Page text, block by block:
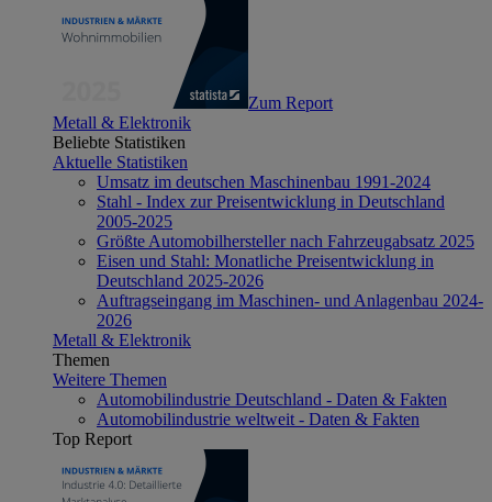
Zum Report
Metall & Elektronik
Beliebte Statistiken
Aktuelle Statistiken
Umsatz im deutschen Maschinenbau 1991-2024
Stahl - Index zur Preisentwicklung in Deutschland
2005-2025
Größte Automobilhersteller nach Fahrzeugabsatz 2025
Eisen und Stahl: Monatliche Preisentwicklung in
Deutschland 2025-2026
Auftragseingang im Maschinen- und Anlagenbau 2024-
2026
Metall & Elektronik
Themen
Weitere Themen
Automobilindustrie Deutschland - Daten & Fakten
Automobilindustrie weltweit - Daten & Fakten
Top Report